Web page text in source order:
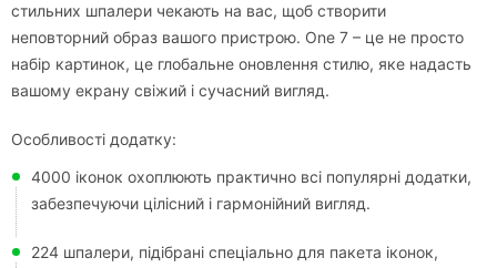
стильних шпалери чекають на вас, щоб створити
неповторний образ вашого пристрою. One 7 – це не просто
набір картинок, це глобальне оновлення стилю, яке надасть
вашому екрану свіжий і сучасний вигляд.
Особливості додатку:
4000 іконок охоплюють практично всі популярні додатки,
забезпечуючи цілісний і гармонійний вигляд.
224 шпалери, підібрані спеціально для пакета іконок,